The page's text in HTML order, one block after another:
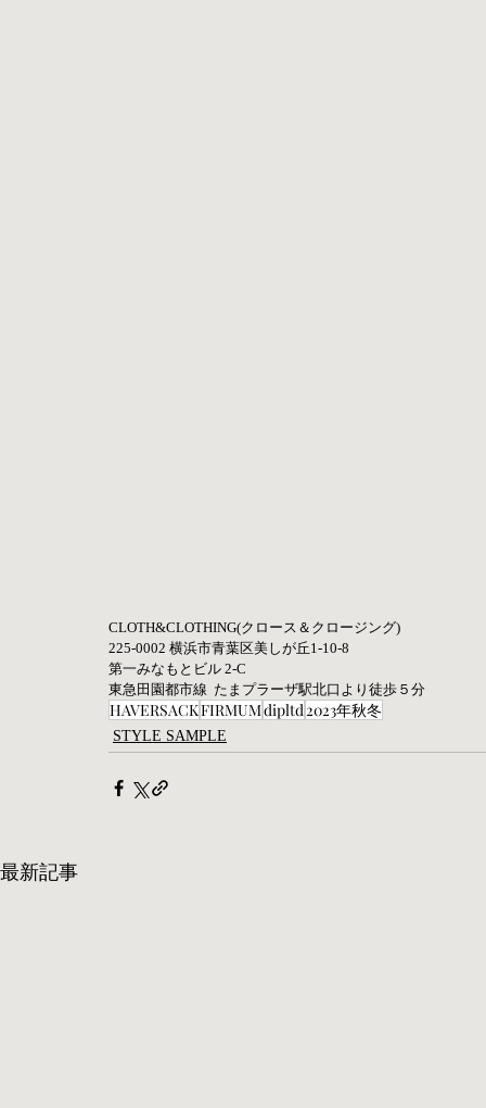
CLOTH&CLOTHING(クロース＆クロージング)
225-0002 横浜市青葉区美しが丘1-10-8
第一みなもとビル 2-C
東急田園都市線  たまプラーザ駅北口より徒歩５分
HAVERSACKFIRMUMdipltd2023年秋冬
STYLE SAMPLE
最新記事